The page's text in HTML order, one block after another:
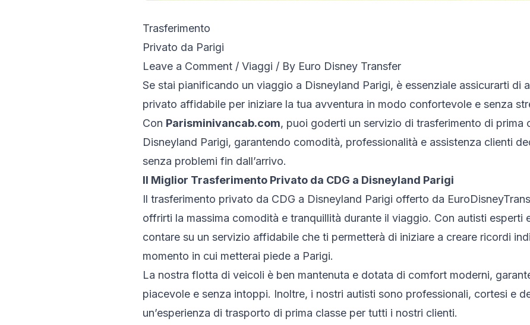
Trasferimento
Privato da Parigi
Leave a Comment / Viaggi / By Euro Disney Transfer
Se stai pianificando un viaggio a Disneyland Parigi, è essenziale assicurarti di
privato affidabile per iniziare la tua avventura in modo confortevole e senza
Con Parisminivancab.com, puoi goderti un servizio di trasferimento di prima
Disneyland Parigi, garantendo comodità, professionalità e assistenza clienti
senza problemi fin dall’arrivo.
Il Miglior Trasferimento Privato da CDG a Disneyland Parigi
Il trasferimento privato da CDG a Disneyland Parigi offerto da
offrirti la massima comodità e tranquillità durante il viaggio. Con autisti esperti
contare su un servizio affidabile che ti permetterà di iniziare a creare ricordi
momento in cui metterai piede a Parigi.
La nostra flotta di veicoli è ben mantenuta e dotata di comfort moderni,
piacevole e senza intoppi. Inoltre, i nostri autisti sono professionali, cortesi e
un’esperienza di trasporto di prima classe per tutti i nostri clienti.